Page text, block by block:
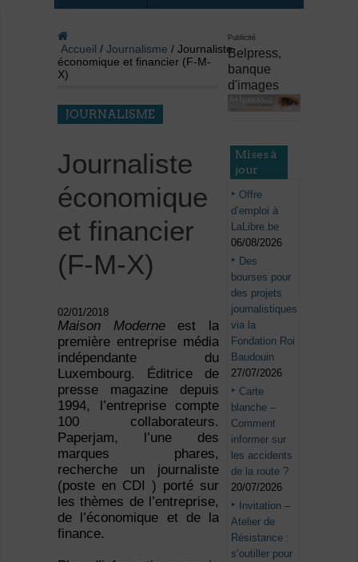
Accueil / Journalisme / Journaliste
économique et financier (F-M-
X)
JOURNALISME
Journaliste
économique
et financier
(F-M-X)
02/01/2018
Maison Moderneest la
première entreprise média
indépendante du
Luxembourg. Éditrice de
presse magazine depuis
1994, l’entreprise compte
100 collaborateurs.
Paperjam, l’une des
marques phares,
recherche un journaliste
(poste en CDI ) porté sur
les thèmes de l’entreprise,
de l’économique et de la
finance.
Publicité
Belpress,
banque
d'images
Mises à
jour
Offre
d’emploi à
LaLibre.be
06/08/2026
Des
bourses pour
des projets
journalistiques
via la
Fondation Roi
Baudouin
27/07/2026
Carte
blanche –
Comment
informer sur
les accidents
de la route ?
20/07/2026
Invitation –
Atelier de
Résistance :
s’outiller pour